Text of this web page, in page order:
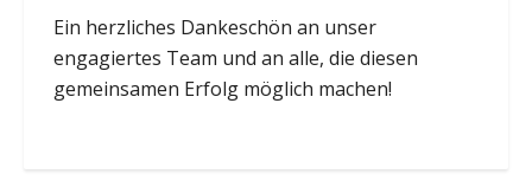
Ein herzliches Dankeschön an unser
engagiertes Team und an alle, die diesen
gemeinsamen Erfolg möglich machen!